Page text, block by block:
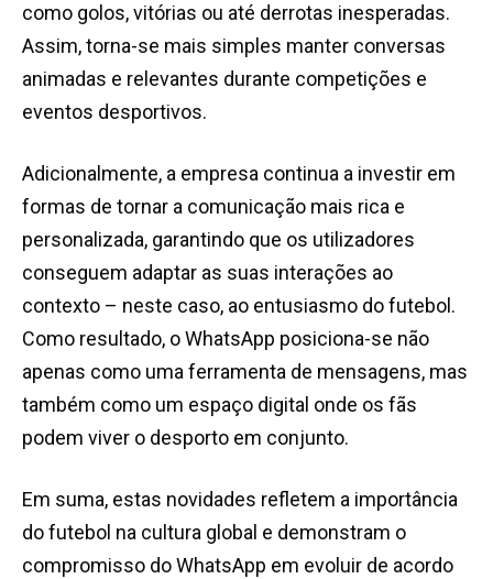
como golos, vitórias ou até derrotas inesperadas.
Assim, torna-se mais simples manter conversas
animadas e relevantes durante competições e
eventos desportivos.
Adicionalmente, a empresa continua a investir em
formas de tornar a comunicação mais rica e
personalizada, garantindo que os utilizadores
conseguem adaptar as suas interações ao
contexto – neste caso, ao entusiasmo do futebol.
Como resultado, o WhatsApp posiciona-se não
apenas como uma ferramenta de mensagens, mas
também como um espaço digital onde os fãs
podem viver o desporto em conjunto.
Em suma, estas novidades refletem a importância
do futebol na cultura global e demonstram o
compromisso do WhatsApp em evoluir de acordo